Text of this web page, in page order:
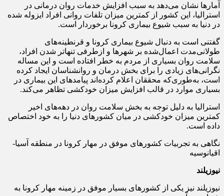
آمارها نشان می‌دهد به سبب افزایش خدمات روان درمانی در
استرالیا، این کشور از کمترین میزان تلفات روانی افراد ایزوله شده
در دنیا به سبب شیوع بیماری کرونا برخوردار است.
گفتنی است به دنبال شیوع بیماری کرونا و قرنطینه‌های
طولانی‌مدت اعمال‌شده بر شهرها و ازطرفی تنهاتر شدن افراد،
سلامت روان بسیاری از مردم به خطر افتاده است و این مساله
نگرانی‌های زیادی را برای بخش درمان و روانشناسان ایجاد کرده
است، به‌طوری‌که محققان اعلام کرده‌اند پیامدهای این بیماری در
بسیاری موارد در قالب افزایش میزان خودکشی تظاهر می‌کند.
استرالیا به دلیل توجه به بخش سلامت روان در دهه‌های اخیر
کمترین میزان خودکشی در میان کشورهای دنیا را به خود اختصاص
داده است.
نگاهی به تجربیات کشورهای موفق در مهار کرونا در منطقه آسیا-
اقیانوسیه
نیوزیلند
نیوزیلند نیز یکی از کشورهای بسیار موفق در زمینه مهار کرونا به